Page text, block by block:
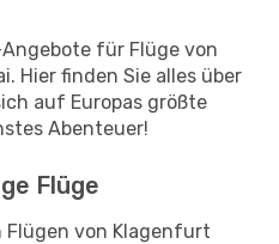
für Flüge von
Hier finden Sie alles über
auf Europas größte
Abenteuer!
Flüge
Flügen von Klagenfurt